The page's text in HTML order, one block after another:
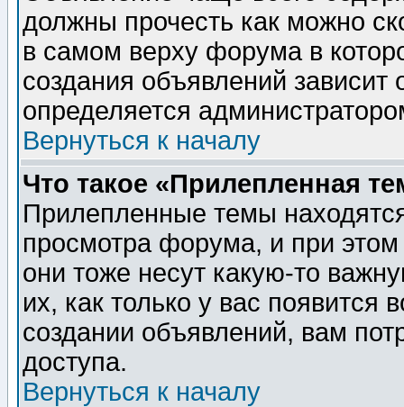
должны прочесть как можно
в самом верху форума в
создания объявлений зависит
определяется
Вернуться к началу
Что такое «Прилепленная
Прилепленные темы
просмотра форума, и при
они тоже несут какую-то
их, как только у вас появится
создании объявлений, вам
доступа.
Вернуться к началу